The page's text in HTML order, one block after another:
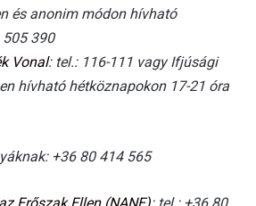
és anonim módon hívható
390
Vonal: tel.: 116-111 vagy Ifjúsági
hívható hétköznapokon 17-21 óra
+36 80 414 565